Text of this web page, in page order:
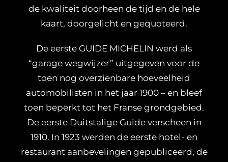
de kwaliteit doorheen de tijd en de hele
kaart, doorgelicht en gequoteerd.
De eerste GUIDE MICHELIN werd als
“garage wegwijzer” uitgegeven voor de
toen nog overzienbare hoeveelheid
automobilisten in het jaar 1900 – en bleef
toen beperkt tot het Franse grondgebied.
De eerste Duitstalige Guide verscheen in
1910. In 1923 werden de eerste hotel- en
restaurant aanbevelingen gepubliceerd, de